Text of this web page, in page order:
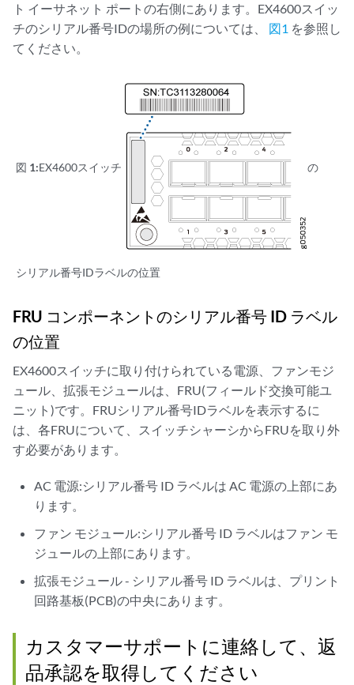
root@RIDGE_IEEE> show version
fpc0:
ト イーサネット ポートの右側にあります。EX4600スイッ
チのシリアル番号IDの場所の例については、 図1 を参照し
てください。
図 1:EX4600スイッチ の
シリアル番号IDラベルの位置
FRU コンポーネントのシリアル番号 ID ラベル
の位置
EX4600スイッチに取り付けられている電源、ファンモジ
ュール、拡張モジュールは、FRU(フィールド交換可能ユ
ニット)です。FRUシリアル番号IDラベルを表示するに
は、各FRUについて、スイッチシャーシからFRUを取り外
す必要があります。
AC 電源:シリアル番号 ID ラベルは AC 電源の上部にあ
ります。
ファン モジュール:シリアル番号 ID ラベルはファン モ
ジュールの上部にあります。
拡張モジュール - シリアル番号 ID ラベルは、プリント
回路基板(PCB)の中央にあります。
カスタマーサポートに連絡して、返
品承認を取得してください